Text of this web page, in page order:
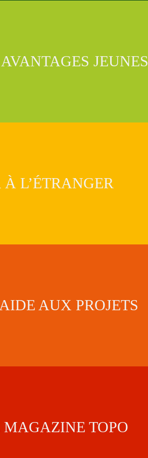
JEUNES
À L’ÉTRANGER
AUX PROJETS
MAGAZINE TOPO